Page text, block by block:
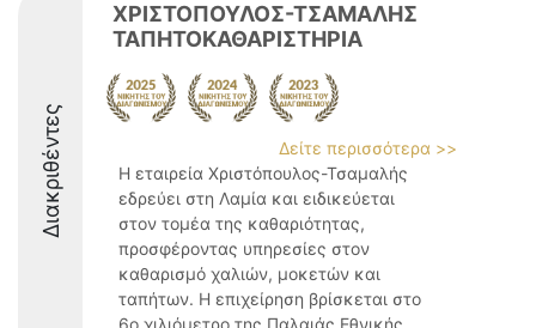
Διακριθέντες
ΧΡΙΣΤΟΠΟΥΛΟΣ-ΤΣΑΜΑΛΗΣ
ΤΑΠΗΤΟΚΑΘΑΡΙΣΤΗΡΙΑ
Δείτε περισσότερα >>
Η εταιρεία Χριστόπουλος-Τσαμαλής
εδρεύει στη Λαμία και ειδικεύεται
στον τομέα της καθαριότητας,
προσφέροντας υπηρεσίες στον
καθαρισμό χαλιών, μοκετών και
ταπήτων. Η επιχείρηση βρίσκεται στο
6ο χιλιόμετρο της Παλαιάς Εθνικής